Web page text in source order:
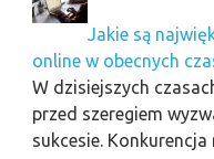
Jakie są
online w obecnych
W dzisiejszych
przed szeregiem
sukcesie.